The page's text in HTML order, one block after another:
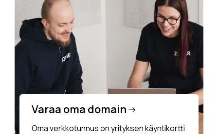
Varaa oma domain
Oma verkkotunnus on yrityksen käyntikortti